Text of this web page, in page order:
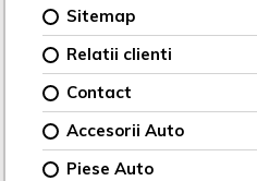
Sitemap
Relatii clienti
Contact
Accesorii Auto
Piese Auto